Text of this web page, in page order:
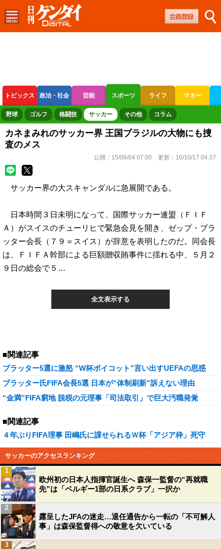
トピックス 政治・社会 芸能 スポーツ ライフ マネー
ボートレース 競輪 オートレース
野球 ゴルフ 格闘技 サッカー その他 コラム
カネまみれのサッカー界 王国ブラジルの大物にも捜
査のメス
公開： 15/06/04 07:00 更新： 16/10/17 04:37
サッカー界の大スキャンダルに急展開である。
日本時間３日未明になって、国際サッカー連盟（ＦＩＦ
Ａ）がスイスのチューリヒで緊急会見を開き、ゼップ・ブラ
ッター会長（７９＝スイス）が辞意を表明したのだ。同会長
は、ＦＩＦＡ幹部による巨額贈収賄事件に揺れる中、５月２
９日の総会で５…
全文表示する
■関連記事
ブラッター5選に激怒 “W杯ボイコット”言い出すUEFAの思惑
ブラッター氏FIFA会長5選 日本が“体制刷新”訴えない理由
“金満”FIFA窮地 脱税の元理事「司法取引」で巨大汚職発覚
■関連記事
４年ぶりFIFA理事 田嶋氏に課せられるＷ杯「アジア枠」死守
サッカーのアクセスランキング
欧州初の日本人指揮官誕生へ 森保一監督の“再就職
先”は「ベルギー1部の日系クラブ」一択か
1
露呈したJFAの迷走…退任通告から一転の「不可解人
事」は森保監督得への敬意を欠いている
2
3